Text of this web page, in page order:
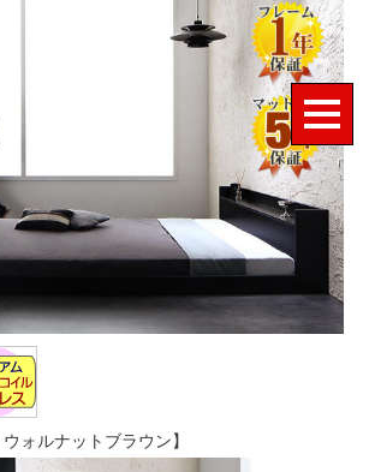
ォルナットブラウン】